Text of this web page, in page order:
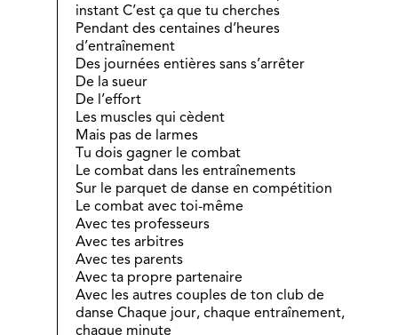
instant C’est ça que tu cherches
Pendant des centaines d’heures
d’entraînement
Des journées entières sans s’arrêter
De la sueur
De l’effort
Les muscles qui cèdent
Mais pas de larmes
Tu dois gagner le combat
Le combat dans les entraînements
Sur le parquet de danse en compétition
Le combat avec toi-même
Avec tes professeurs
Avec tes arbitres
Avec tes parents
Avec ta propre partenaire
Avec les autres couples de ton club de
danse Chaque jour, chaque entraînement,
chaque minute